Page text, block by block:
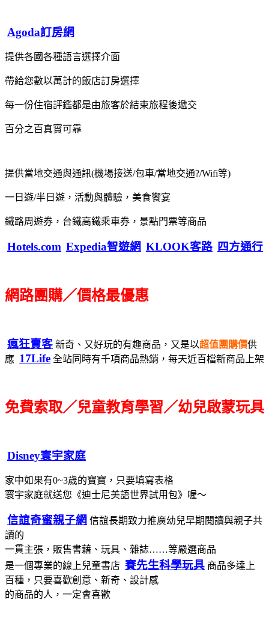
Agoda訂房網
提供各國各種語言選擇介面
帶給您數以萬計的飯店訂房選擇
每一份住宿評鑑都是由旅客於結束旅程後遞交
百分之百真實可靠
提供當地交通與通訊(機場接送/包車/當地交通?/Wifi等)
一日遊/半日遊，活動與體驗，美食饗宴
鐵路周遊券，台鐵高鐵乘車券，景點門票等商品
Hotels.com Expedia智遊網 KLOOK客路 四方通行
網路團購／價格最優惠
瘋狂賣客 新奇、又好玩的有趣商品，又是以超值團購價供
應 17Life 全站同時有千項商品熱銷，每天近百檔新商品上架
免費索取／兒童教育學習／幼兒啟蒙玩具
Disney寰宇家庭
家中如果有0~3歲的寶寶，只要填寫表格
寰宇家庭就送您《迪士尼美語世界試用包》喔～
信誼奇蜜親子網 信誼長期致力推廣幼兒早期閱讀與親子共
讀的
一貫主張，販售書藉、玩具、雜誌……等嚴選商品
是一個專業的線上兒童書店 賽先生科學玩具 商品多達上
百種，只要喜歡創意、新奇、設計感
的商品的人，一定會喜歡